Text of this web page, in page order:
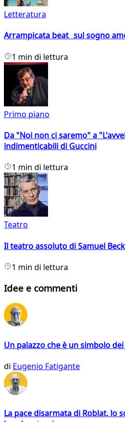
Letteratura
Arrampicata beat sul sogno
1 min di lettura
Primo piano
Da "Noi non ci saremo" a
indimenticabili di Guccini
1 min di lettura
Teatro
Il teatro assoluto di Samuel
1 min di lettura
Idee e commenti
Un palazzo che è un simbolo
di Eugenio Fatigante
La pace disarmata di Roblat, lo